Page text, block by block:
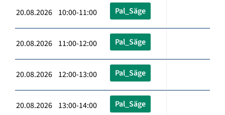
20.08.2026 10:00-11:00 Pal_Säge
20.08.2026 11:00-12:00 Pal_Säge
20.08.2026 12:00-13:00 Pal_Säge
20.08.2026 13:00-14:00 Pal_Säge